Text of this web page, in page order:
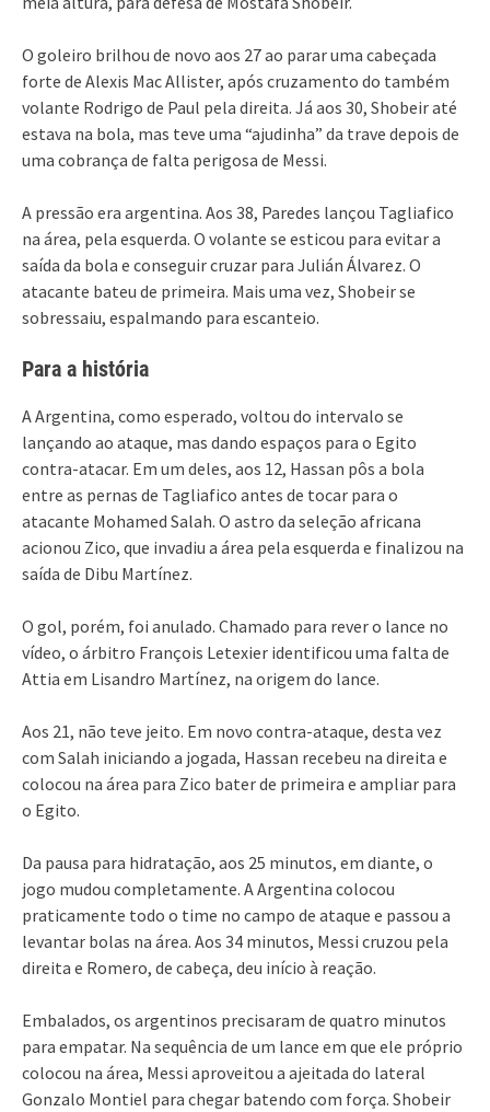
O goleiro brilhou de novo aos 27 ao parar uma cabeçada
forte de Alexis Mac Allister, após cruzamento do também
volante Rodrigo de Paul pela direita. Já aos 30, Shobeir até
estava na bola, mas teve uma “ajudinha” da trave depois de
uma cobrança de falta perigosa de Messi.
A pressão era argentina. Aos 38, Paredes lançou Tagliafico
na área, pela esquerda. O volante se esticou para evitar a
saída da bola e conseguir cruzar para Julián Álvarez. O
atacante bateu de primeira. Mais uma vez, Shobeir se
sobressaiu, espalmando para escanteio.
Para a história
A Argentina, como esperado, voltou do intervalo se
lançando ao ataque, mas dando espaços para o Egito
contra-atacar. Em um deles, aos 12, Hassan pôs a bola
entre as pernas de Tagliafico antes de tocar para o
atacante Mohamed Salah. O astro da seleção africana
acionou Zico, que invadiu a área pela esquerda e finalizou na
saída de Dibu Martínez.
O gol, porém, foi anulado. Chamado para rever o lance no
vídeo, o árbitro François Letexier identificou uma falta de
Attia em Lisandro Martínez, na origem do lance.
Aos 21, não teve jeito. Em novo contra-ataque, desta vez
com Salah iniciando a jogada, Hassan recebeu na direita e
colocou na área para Zico bater de primeira e ampliar para
o Egito.
Da pausa para hidratação, aos 25 minutos, em diante, o
jogo mudou completamente. A Argentina colocou
praticamente todo o time no campo de ataque e passou a
levantar bolas na área. Aos 34 minutos, Messi cruzou pela
direita e Romero, de cabeça, deu início à reação.
Embalados, os argentinos precisaram de quatro minutos
para empatar. Na sequência de um lance em que ele próprio
colocou na área, Messi aproveitou a ajeitada do lateral
Gonzalo Montiel para chegar batendo com força. Shobeir